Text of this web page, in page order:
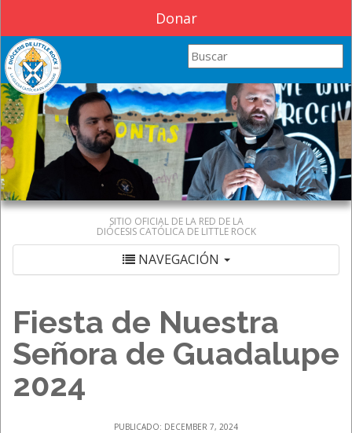
Donar
Search this site
SITIO OFICIAL DE LA RED DE LA
DIÓCESIS CATÓLICA DE LITTLE ROCK
NAVEGACIÓN
Fiesta de Nuestra
Señora de Guadalupe
2024
PUBLICADO: DECEMBER 7, 2024